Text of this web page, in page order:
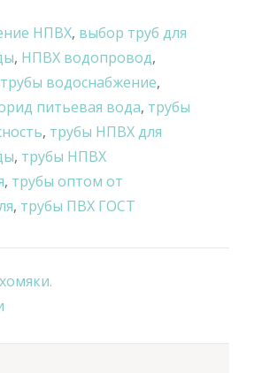
НПВХ, выбор труб для
, НПВХ водопровод,
водоснабжение,
питьевая вода, трубы
, трубы НПВХ для
, трубы НПВХ
, трубы оптом от
, трубы ПВХ ГОСТ